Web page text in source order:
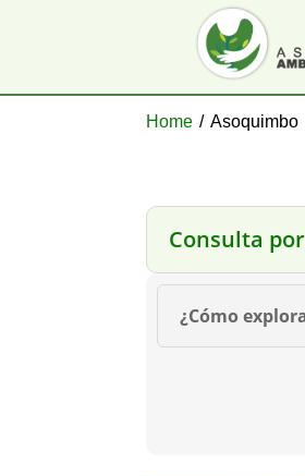
Home / Asoquimbo
Consulta
¿Cómo